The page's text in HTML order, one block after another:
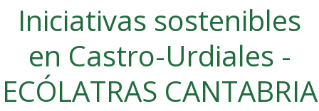
Iniciativas sostenibles
en Castro-Urdiales -
ECÓLATRAS CANTABRIA